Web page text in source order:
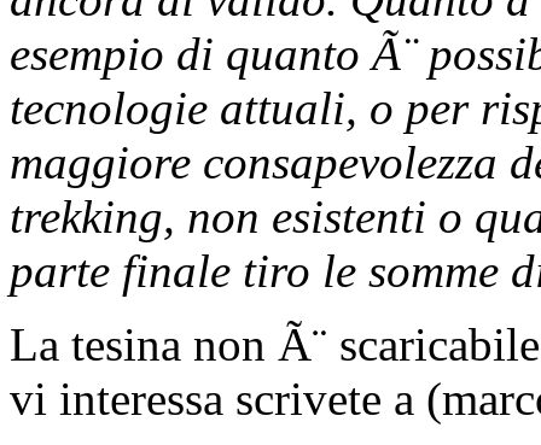
esempio di quanto Ã¨
tecnologie attuali, o per
maggiore consapevolezza
trekking, non esistenti o
parte finale tiro le somme
La tesina non Ã¨
vi interessa scrivete a